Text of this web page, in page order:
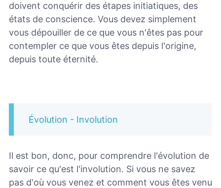
doivent conquérir des étapes initiatiques, des
états de conscience. Vous devez simplement
vous dépouiller de ce que vous n'êtes pas pour
contempler ce que vous êtes depuis l'origine,
depuis toute éternité.
Évolution - Involution
Il est bon, donc, pour comprendre l'évolution de
savoir ce qu'est l'involution. Si vous ne savez
pas d'où vous venez et comment vous êtes venu